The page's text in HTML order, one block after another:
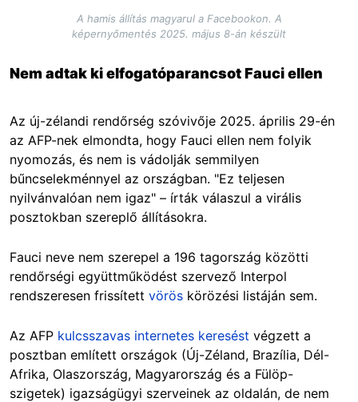
A hamis állítás magyarul a Facebookon. A
képernyőmentés 2025. május 8-án készült
Nem adtak ki elfogatóparancsot Fauci ellen
Az új-zélandi rendőrség szóvivője 2025. április 29-én
az AFP-nek elmondta, hogy Fauci ellen nem folyik
nyomozás, és nem is vádolják semmilyen
bűncselekménnyel az országban. "Ez teljesen
nyilvánvalóan nem igaz" – írták válaszul a virális
posztokban szereplő állításokra.
Fauci neve nem szerepel a 196 tagország közötti
rendőrségi együttműködést szervező Interpol
rendszeresen frissített vörös körözési listáján sem.
Az AFP kulcsszavas internetes keresést végzett a
posztban említett országok (Új-Zéland, Brazília, Dél-
Afrika, Olaszország, Magyarország és a Fülöp-
szigetek) igazságügyi szerveinek az oldalán, de nem